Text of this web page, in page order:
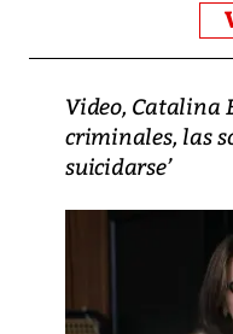
Video, Catalina
criminales, las
suicidarse’